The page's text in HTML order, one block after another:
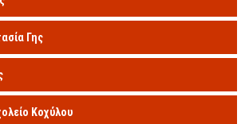
Γης
Κοχύλου